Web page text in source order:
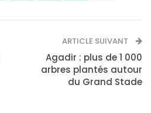
ARTICLE SUIVANT
Agadir : plus de 1 000
arbres plantés autour
du Grand Stade